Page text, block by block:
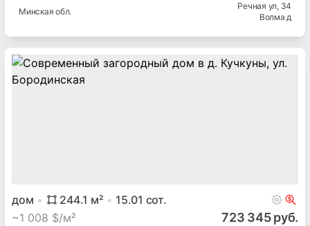
Минская обл.
Речная ул, 34
Волма д
дом 244.1 м² 15.01 сот.
~1 008 $/м² 723 345 руб.